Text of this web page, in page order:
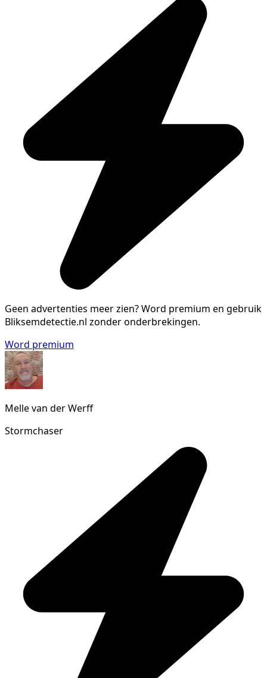
Geen advertenties meer zien?Word premium en gebruik
Bliksemdetectie.nl zonder onderbrekingen.
Word premium
Melle van der Werff
Stormchaser